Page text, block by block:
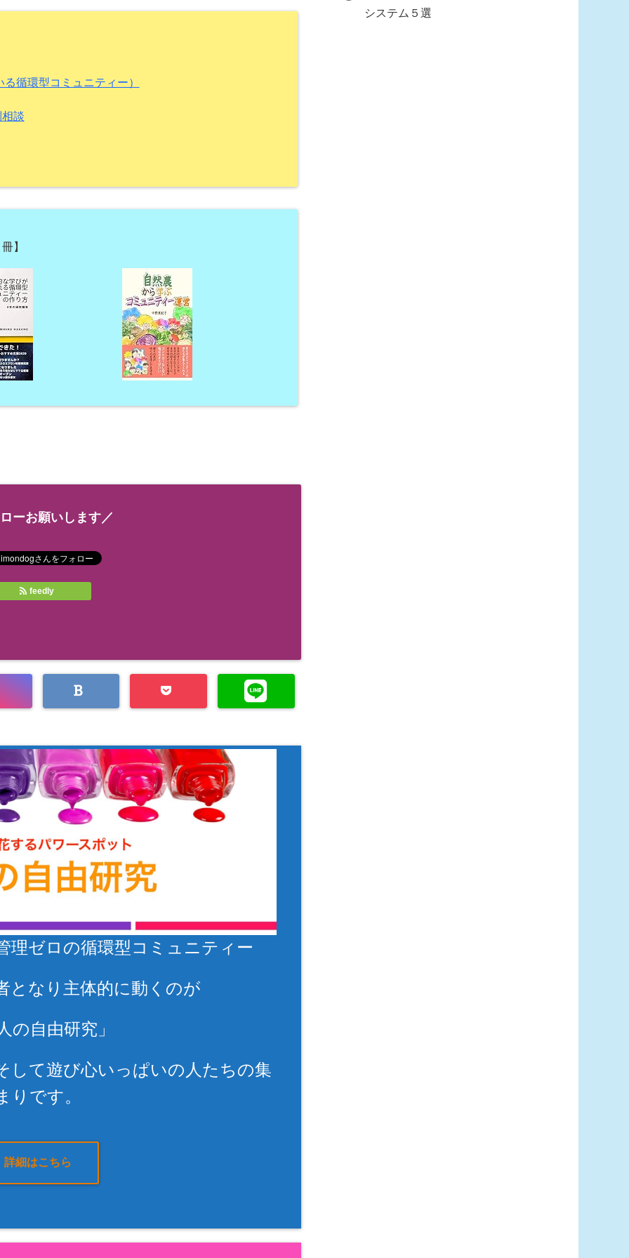
循環型コミュニティー）
談
】
ーお願いします／
feedly
理ゼロの循環型コミュニティー
となり主体的に動くのが
の自由研究」
して遊び心いっぱいの人たちの集
りです。
詳細はこちら
システム５選